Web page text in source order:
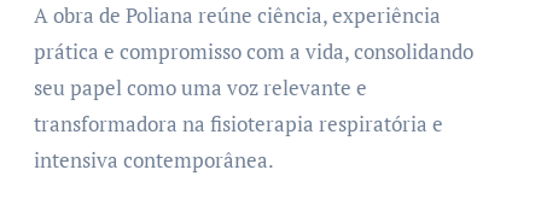
A obra de Poliana reúne ciência, experiência
prática e compromisso com a vida, consolidando
seu papel como uma voz relevante e
transformadora na fisioterapia respiratória e
intensiva contemporânea.